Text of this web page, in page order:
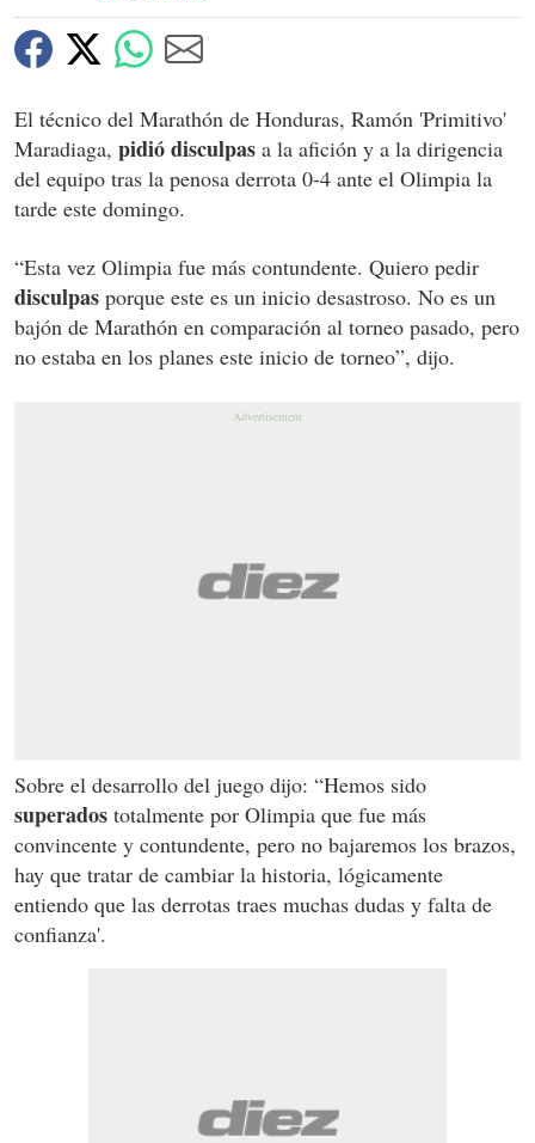
El técnico del Marathón de Honduras, Ramón 'Primitivo'
Maradiaga, pidió disculpas a la afición y a la dirigencia
del equipo tras la penosa derrota 0-4 ante el Olimpia la
tarde este domingo.
“Esta vez Olimpia fue más contundente. Quiero pedir
disculpas porque este es un inicio desastroso. No es un
bajón de Marathón en comparación al torneo pasado, pero
no estaba en los planes este inicio de torneo”, dijo.
Sobre el desarrollo del juego dijo: “Hemos sido
superados totalmente por Olimpia que fue más
convincente y contundente, pero no bajaremos los brazos,
hay que tratar de cambiar la historia, lógicamente
entiendo que las derrotas traes muchas dudas y falta de
confianza'.